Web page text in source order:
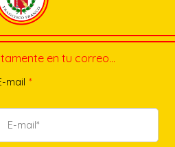
en tu correo…
mail *